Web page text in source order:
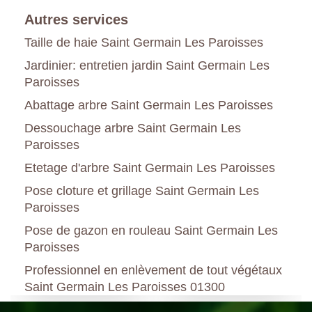
Autres services
Taille de haie Saint Germain Les Paroisses
Jardinier: entretien jardin Saint Germain Les
Paroisses
Abattage arbre Saint Germain Les Paroisses
Dessouchage arbre Saint Germain Les
Paroisses
Etetage d'arbre Saint Germain Les Paroisses
Pose cloture et grillage Saint Germain Les
Paroisses
Pose de gazon en rouleau Saint Germain Les
Paroisses
Professionnel en enlèvement de tout végétaux
Saint Germain Les Paroisses 01300